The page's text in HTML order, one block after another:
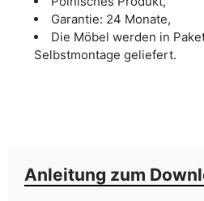
Garantie: 24 Monate,
Die Möbel werden in
Selbstmontage geliefert.
Anleitung zum